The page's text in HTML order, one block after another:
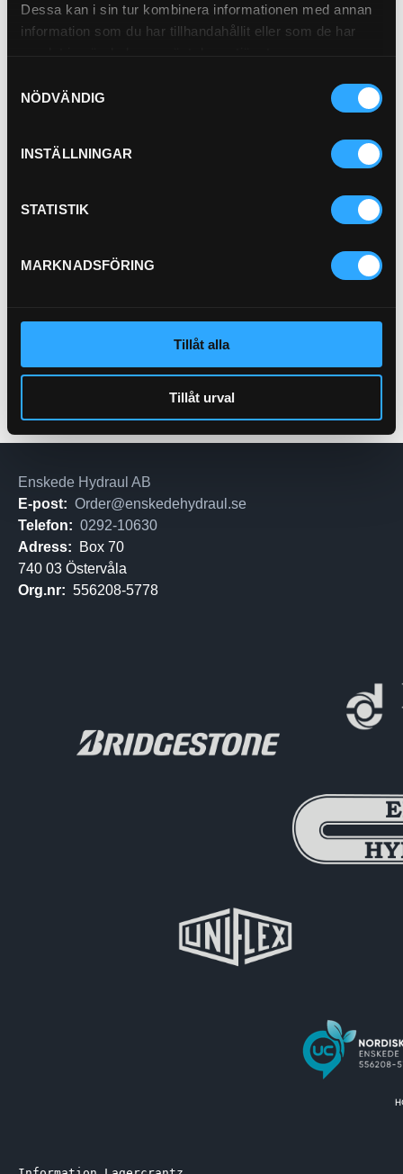
Dessa kan i sin tur kombinera informationen med annan
information som du har tillhandahållit eller som de har
NÖDVÄNDIG
INSTÄLLNINGAR
STATISTIK
MARKNADSFÖRING
Tillåt alla
Tillåt urval
Köp Köp
21-58437
Köp
Enskede Hydraul AB
E-post: Order@enskedehydraul.se
Telefon: 0292-10630
Adress:
Box 70
740 03 Östervåla
Org.nr: 556208-5778